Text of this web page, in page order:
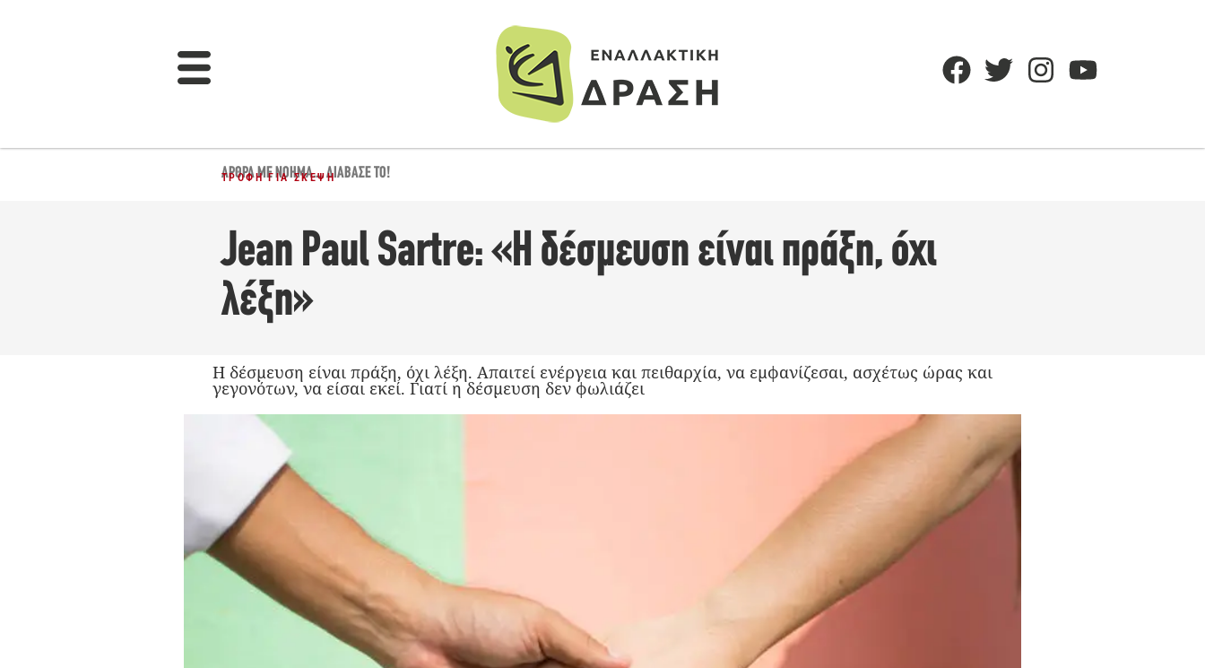
ΆΡΘΡΑ ΜΕ ΝΌΗΜΑ...,ΔΙΆΒΑΣΈ ΤΟ!
ΤΡΟΦΉ ΓΙΑ ΣΚΈΨΗ
Jean Paul Sartre: «Η δέσμευση είναι πράξη, όχι
λέξη»
Η δέσμευση είναι πράξη, όχι λέξη. Απαιτεί ενέργεια και πειθαρχία, να εμφανίζεσαι, ασχέτως ώρας και
γεγονότων, να είσαι εκεί. Γιατί η δέσμευση δεν φωλιάζει